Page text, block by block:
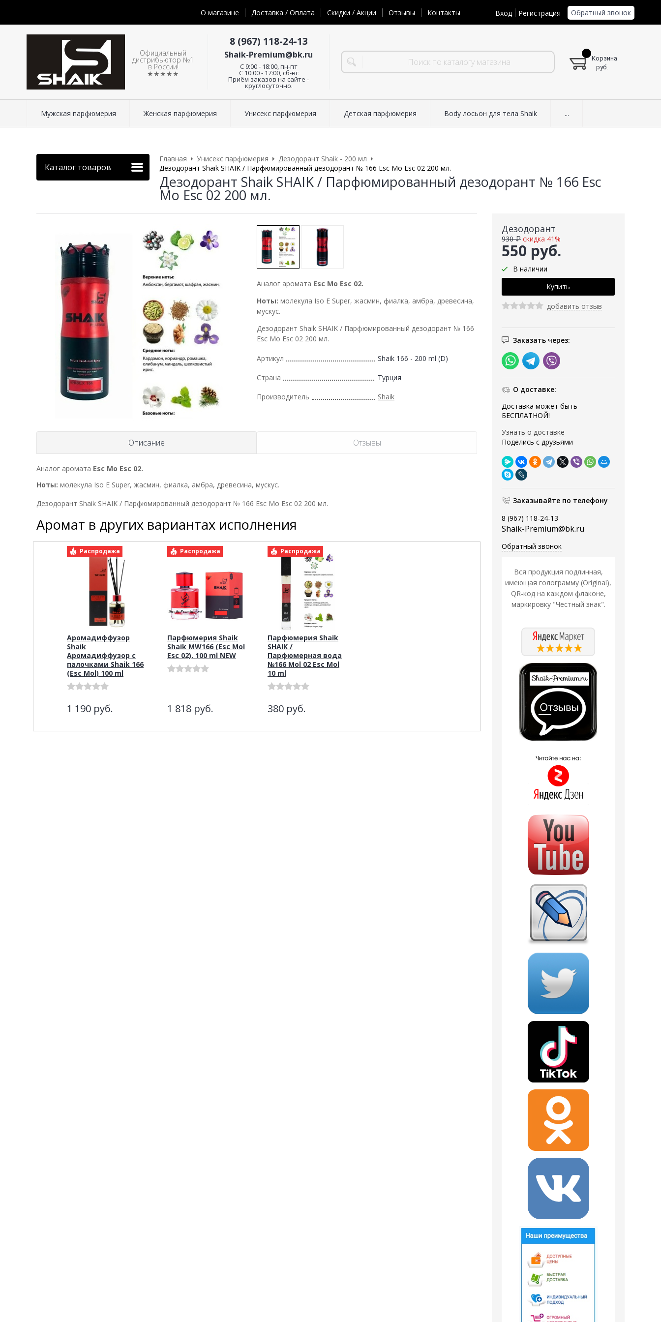
О магазине Доставка / Оплата Скидки / Акции Отзывы Контакты Вход Регистрация Обратный звонок
Официальный
дистрибьютор №1
в России!
★★★★★
8 (967) 118-24-13
Shaik-Premium@bk.ru
C 9:00 - 18:00, пн-пт
С 10:00 - 17:00, сб-вс
Приём заказов на сайте -
круглосуточно.
Корзина
руб.
Мужская парфюмерия Женская парфюмерия Унисекс парфюмерия Детская парфюмерия Body лосьон для тела Shaik ...
Каталог товаров
Главная Унисекс парфюмерия
Дезодорант Shaik - 200 мл
Дезодорант Shaik SHAIK / Парфюмированный дезодорант № 166 Esc Mo Esc 02 200 мл.
Дезодорант Shaik SHAIK / Парфюмированный дезодорант № 166 Esc
Mo Esc 02 200 мл.
Дезодорант
550 руб.
930 ₽ скидка 41%
В наличии
добавить отзыв
Заказать через:
О доставке:
Доставка может быть
БЕСПЛАТНОЙ!
Узнать о доставке
Поделись с друзьями
Заказывайте по телефону
8 (967) 118-24-13
Shaik-Premium@bk.ru
Обратный звонок
Вся продукция подлинная,
имеющая голограмму (Original),
QR-код на каждом флаконе,
маркировку "Честный знак".
Аналог аромата Esc Mo Esc 02.
Ноты: молекула Iso E Super, жасмин, фиалка, амбра, древесина,
мускус.
Дезодорант Shaik SHAIK / Парфюмированный дезодорант № 166
Esc Mo Esc 02 200 мл.
Артикул Shaik 166 - 200 ml (D)
Страна Турция
Производитель Shaik
Описание Отзывы
Аналог аромата Esc Mo Esc 02.
Ноты: молекула Iso E Super, жасмин, фиалка, амбра, древесина, мускус.
Дезодорант Shaik SHAIK / Парфюмированный дезодорант № 166 Esc Mo Esc 02 200 мл.
Аромат в других вариантах исполнения
Распродажа
Аромадиффузор
Shaik
Аромадиффузор с
палочками Shaik 166
(Esc Mol) 100 ml
1 190 руб.
Распродажа
Парфюмерия Shaik
Shaik MW166 (Esc Mol
Esc 02), 100 ml NEW
1 818 руб.
Распродажа
Парфюмерия Shaik
SHAIK /
Парфюмерная вода
№166 Mol 02 Esc Mol
10 ml
380 руб.